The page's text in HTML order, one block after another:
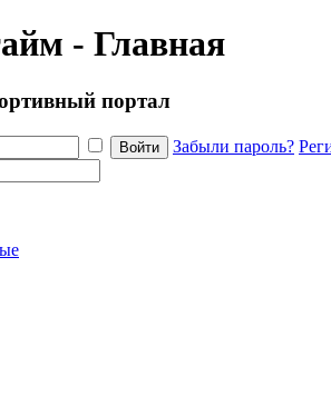
- Главная
портал
Забыли пароль?